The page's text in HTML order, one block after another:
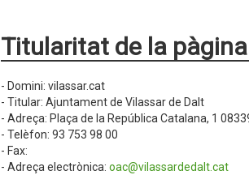
Titularitat de la
- Domini: vilassar.cat
- Titular: Ajuntament de Vilassar de Dalt
- Adreça: Plaça de la República Catalana, 1
- Telèfon: 93 753 98 00
- Fax:
- Adreça electrònica: oac@vilassardedalt.cat